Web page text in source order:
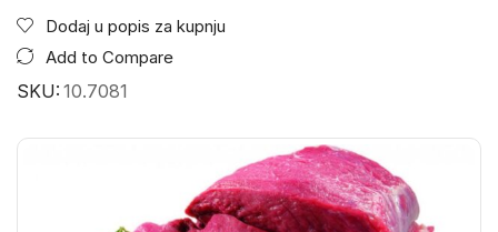
Dodaj u popis za kupnju
Add to Compare
SKU: 10.7081